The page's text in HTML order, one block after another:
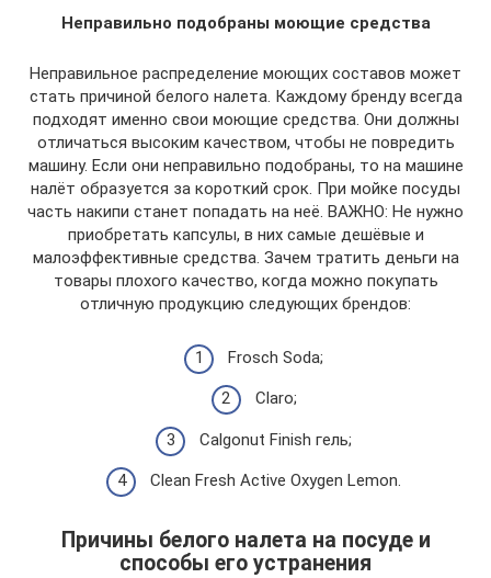
Неправильно подобраны моющие средства
Неправильное распределение моющих составов может
стать причиной белого налета. Каждому бренду всегда
подходят именно свои моющие средства. Они должны
отличаться высоким качеством, чтобы не повредить
машину. Если они неправильно подобраны, то на машине
налёт образуется за короткий срок. При мойке посуды
часть накипи станет попадать на неё. ВАЖНО: Не нужно
приобретать капсулы, в них самые дешёвые и
малоэффективные средства. Зачем тратить деньги на
товары плохого качество, когда можно покупать
отличную продукцию следующих брендов:
Frosch Soda;
Claro;
Calgonut Finish гель;
Clean Fresh Active Oxygen Lemon.
Причины белого налета на посуде и
способы его устранения